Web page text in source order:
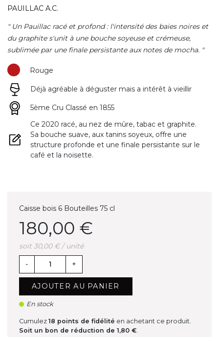
PAUILLAC A.C.
" Un Pauillac racé et profond : l'intensité des baies noires et
du graphite s'unit à une bouche soyeuse et crémeuse,
sublimée par une finale persistante aux notes de mocha. "
Rouge
Déjà agréable à déguster mais a intérêt à vieillir
5ème Cru Classé en 1855
Ce 2020 racé, au nez de mûre, tabac et graphite.
Sa bouche suave, aux tanins soyeux, offre une
structure profonde et une finale persistante sur le
café et la noisette.
Caisse bois 6 Bouteilles 75 cl
180,00 €
soit 30,00 € / unité
- +
AJOUTER AU PANIER
En stock
Cumulez 18 points de fidélité en achetant ce produit.
Soit un bon de réduction de 1,80 €.